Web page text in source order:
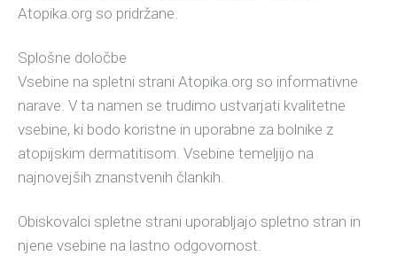
Atopika.org so pridržane.
Splošne določbe
Vsebine na spletni strani Atopika.org so informativne
narave. V ta namen se trudimo ustvarjati kvalitetne
vsebine, ki bodo koristne in uporabne za bolnike z
atopijskim dermatitisom. Vsebine temeljijo na
najnovejših znanstvenih člankih.
Obiskovalci spletne strani uporabljajo spletno stran in
njene vsebine na lastno odgovornost.